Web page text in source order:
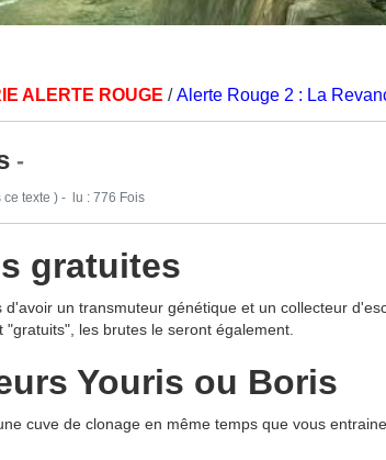
ALERTE ROUGE /Alerte Rouge 2 : La
-
ce texte ) - lu : 776 Fois
gratuites
d'avoir un transmuteur génétique et un collecteur
"gratuits", les brutes le seront également.
Youris ou Boris
cuve de clonage en même temps que vous